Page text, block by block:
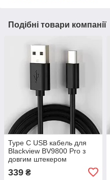
Подібні товари компанії
Type C USB кабель для
Blackview BV9800 Pro з
довгим штекером
339 ₴